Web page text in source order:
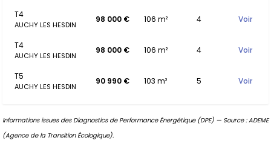
T4
AUCHY LES HESDIN
98 000 € 106 m² 4 Voir
T4
AUCHY LES HESDIN
98 000 € 106 m² 4 Voir
T5
AUCHY LES HESDIN
90 990 € 103 m² 5 Voir
Informations issues des Diagnostics de Performance Énergétique (DPE) — Source : ADEME
(Agence de la Transition Écologique).